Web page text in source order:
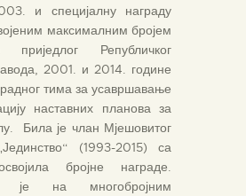
и специјалну награду
максималним бројем
Републичког
2001. и 2014. године
тима за усавршавање
наставних планова за
Била је члан Мјешовитог
(1993-2015) са
бројне награде.
је на многобројним